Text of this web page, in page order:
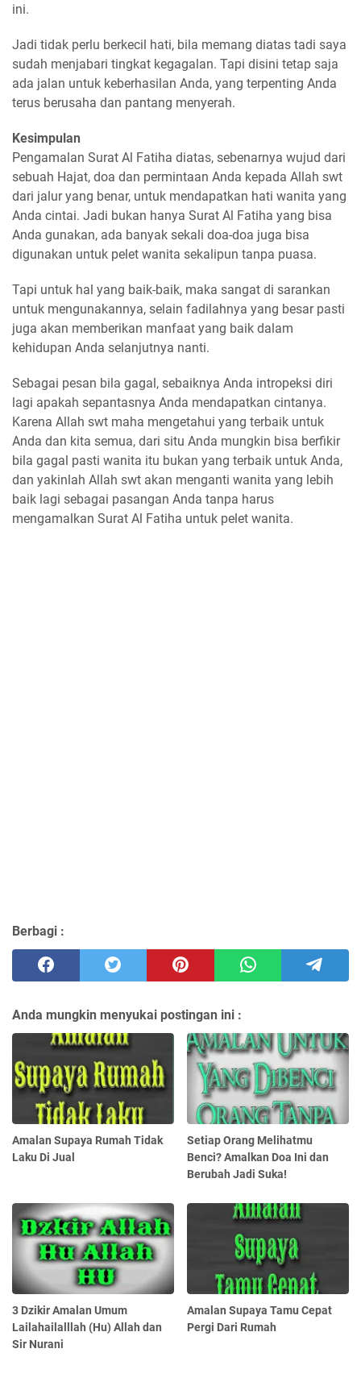
ini.
Jadi tidak perlu berkecil hati, bila memang diatas tadi saya
sudah menjabari tingkat kegagalan. Tapi disini tetap saja
ada jalan untuk keberhasilan Anda, yang terpenting Anda
terus berusaha dan pantang menyerah.
Kesimpulan
Pengamalan Surat Al Fatiha diatas, sebenarnya wujud dari
sebuah Hajat, doa dan permintaan Anda kepada Allah swt
dari jalur yang benar, untuk mendapatkan hati wanita yang
Anda cintai. Jadi bukan hanya Surat Al Fatiha yang bisa
Anda gunakan, ada banyak sekali doa-doa juga bisa
digunakan untuk pelet wanita sekalipun tanpa puasa.
Tapi untuk hal yang baik-baik, maka sangat di sarankan
untuk mengunakannya, selain fadilahnya yang besar pasti
juga akan memberikan manfaat yang baik dalam
kehidupan Anda selanjutnya nanti.
Sebagai pesan bila gagal, sebaiknya Anda intropeksi diri
lagi apakah sepantasnya Anda mendapatkan cintanya.
Karena Allah swt maha mengetahui yang terbaik untuk
Anda dan kita semua, dari situ Anda mungkin bisa berfikir
bila gagal pasti wanita itu bukan yang terbaik untuk Anda,
dan yakinlah Allah swt akan menganti wanita yang lebih
baik lagi sebagai pasangan Anda tanpa harus
mengamalkan Surat Al Fatiha untuk pelet wanita.
Berbagi :
Anda mungkin menyukai postingan ini :
Amalan Supaya Rumah Tidak
Laku Di Jual
Setiap Orang Melihatmu
Benci? Amalkan Doa Ini dan
Berubah Jadi Suka!
3 Dzikir Amalan Umum
Lailahailalllah (Hu) Allah dan
Sir Nurani
Amalan Supaya Tamu Cepat
Pergi Dari Rumah